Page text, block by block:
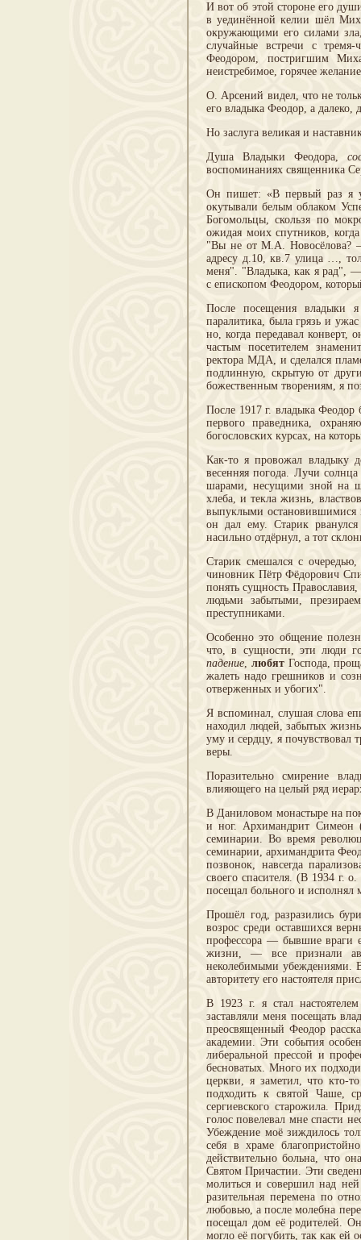
И вот об этой стороне его
в уединённой келии шёл
окружающими его силами
случайные встречи с
Феодором, постригшим
неистребимое, горячее
О. Арсений видел, что не
его владыка Феодор, а далеко,
Но заслуга великая и
Душа Владыки Феодора,
воспоминаниях священника
Он пишет: «В первый раз я
окутывали белым облаком
Богомольцы, скользя по
ожидая моих спутников,
"Вы не от М.А. Новосёлова?
адресу д.10, кв.7 улица …,
меня". "Владыка, как я рад",
с епископом Феодором,
После посещения владыки
паралитика, была грязь и
но, когда передавал
частым посетителем
ректора МДА, и сделался
подлинную, скрытую от
божественным творениям, я
После 1917 г. владыка Феодор
первого праведника,
богословских курсах, на
Как-то я провожал владыку
весенняя погода. Лучи
шарами, несущими зной на
хлеба, и текла жизнь,
выпуклыми остановившимися
он дал ему. Старик
насильно отдёрнул, а тот
Старик смешался с
чиновник Пётр Фёдорович
понять сущность
людьми забытыми,
преступниками.
Особенно это общение
что, в сущности, эти люди
падение, любятГоспода,
жалеть надо грешников и
отверженных и убогих".
Я вспоминал, слушая слова
находил людей, забытых
уму и сердцу, я почувствовал
веры.
Поразительно смирение
влияющего на целый ряд
В Даниловом монастыре на
и ног. Архимандрит Симеон
семинарии. Во время
семинарии, архимандрита
позвонок, навсегда
своего спасителя. (В 1934 г.
посещал больного и исполнял
Прошёл год, разразились
возрос среди оставшихся
профессора — бывшие враги
жизни, — все признали
неколебимыми убеждениями.
авторитету его настоятеля
В 1923 г. я стал
заставляли меня посещать
преосвященный Феодор
академии. Эти события
либеральной прессой и
бесноватых. Много их
церкви, я заметил, что кто-
подходить к святой Чаше,
сергиевского старожила.
голос повелевал мне спасти
Убеждение моё зиждилось
себя в храме
действительно больна, что
Святом Причастии. Эти
молиться и совершил над
разительная перемена по
любовью, а после молебна
посещал дом её родителей.
могло её погубить, так как ей